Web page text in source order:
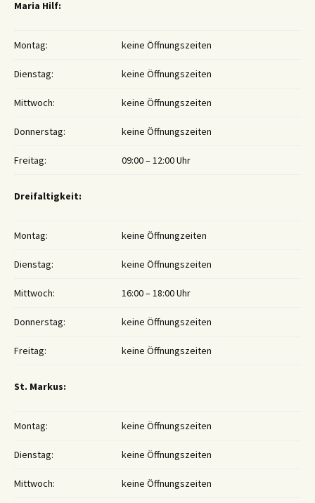
Maria Hilf:
Montag: keine Öffnungszeiten
Dienstag: keine Öffnungszeiten
Mittwoch: keine Öffnungszeiten
Donnerstag: keine Öffnungszeiten
Freitag: 09:00 – 12:00 Uhr
Dreifaltigkeit:
Montag: keine Öffnungzeiten
Dienstag: keine Öffnungszeiten
Mittwoch: 16:00 – 18:00 Uhr
Donnerstag: keine Öffnungszeiten
Freitag: keine Öffnungszeiten
St. Markus:
Montag: keine Öffnungszeiten
Dienstag: keine Öffnungszeiten
Mittwoch: keine Öffnungszeiten